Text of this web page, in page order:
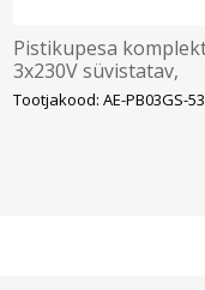
Pistikupesa
3x230V süvistatav,
222x108x65mm,
avatav 45
Tootjakood: AE-PB03GS-53